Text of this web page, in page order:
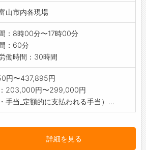
:原則なし
山市内各現場
：8時00分〜17時00分
：60分
働時間：30時間
円〜437,895円
203,000円〜299,000円
・手当_定額的に支払われる手当）...
詳細を見る